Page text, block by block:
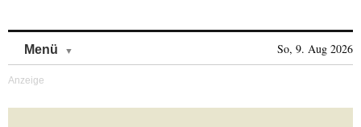
Menü So, 9. Aug 2026